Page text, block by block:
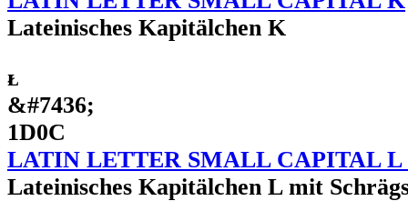
Lateinisches Kapitälchen K
ᴌ
&#7436;
1D0C
LATIN LETTER SMALL CAPITAL L
Lateinisches Kapitälchen L mit